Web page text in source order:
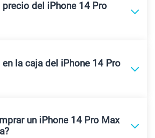
precio del iPhone 14 Pro
en la caja del iPhone 14 Pro
un iPhone 14 Pro Max